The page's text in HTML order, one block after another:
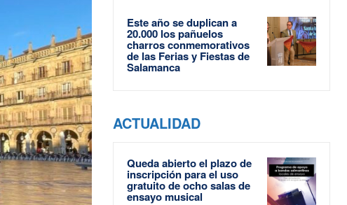
Este año se duplican a
20.000 los pañuelos
charros conmemorativos
de las Ferias y Fiestas de
Salamanca
ACTUALIDAD
Queda abierto el plazo de
inscripción para el uso
gratuito de ocho salas de
ensayo musical